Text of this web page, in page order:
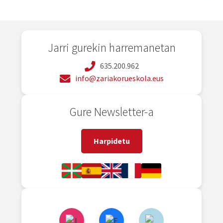
Jarri gurekin harremanetan
635.200.962
info@zariakorueskola.eus
Gure Newsletter-a
Harpidetu